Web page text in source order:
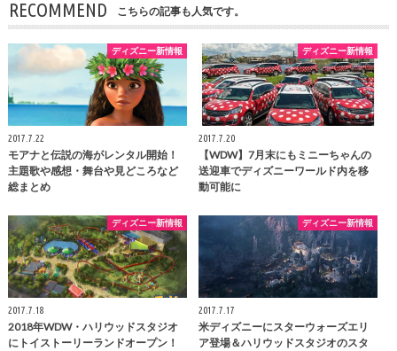
RECOMMEND こちらの記事も人気です。
ディズニー新情報
2017.7.22
モアナと伝説の海がレンタル開始！
主題歌や感想・舞台や見どころなど
総まとめ
ディズニー新情報
2017.7.20
【WDW】7月末にもミニーちゃんの
送迎車でディズニーワールド内を移
動可能に
ディズニー新情報
2017.7.18
2018年WDW・ハリウッドスタジオ
にトイストーリーランドオープン！
ディズニー新情報
2017.7.17
米ディズニーにスターウォーズエリ
ア登場＆ハリウッドスタジオのスタ